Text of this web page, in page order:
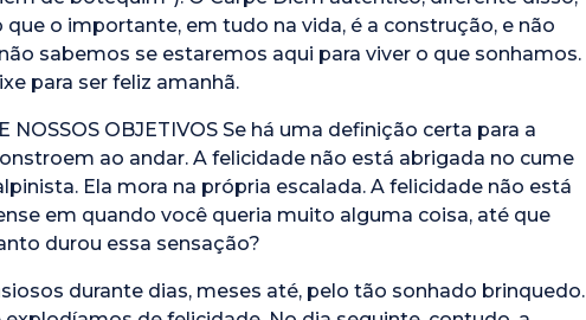
o importante, em tudo na vida, é a construção, e não
sabemos se estaremos aqui para viver o que sonhamos.
para ser feliz amanhã.
NOSSOS OBJETIVOS Se há uma definição certa para a
ao andar. A felicidade não está abrigada no cume
Ela mora na própria escalada. A felicidade não está
em quando você queria muito alguma coisa, até que
durou essa sensação?
durante dias, meses até, pelo tão sonhado brinquedo.